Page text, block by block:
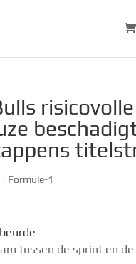
| Formule-1
tussen de sprint en